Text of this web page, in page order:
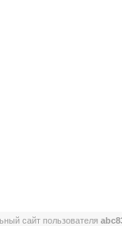
сайт пользователя